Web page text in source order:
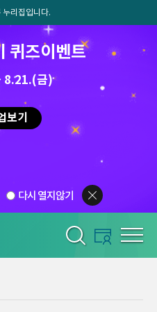
리집입니다.
퀴즈이벤트
8.21.(금)
보기
다시 열지않기